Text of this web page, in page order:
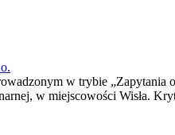
w trybie „Zapytania
w miejscowości Wisła.